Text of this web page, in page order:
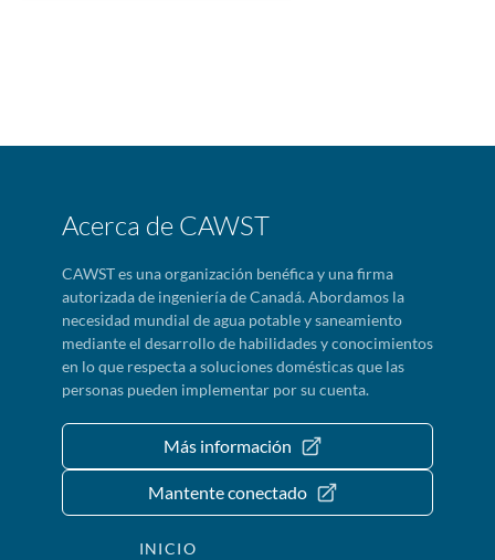
Acerca de CAWST
CAWST es una organización benéfica y una firma
autorizada de ingeniería de Canadá. Abordamos la
necesidad mundial de agua potable y saneamiento
mediante el desarrollo de habilidades y conocimientos
en lo que respecta a soluciones domésticas que las
personas pueden implementar por su cuenta.
Más información
Mantente conectado
INICIO